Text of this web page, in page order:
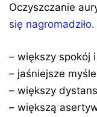
Oczyszczanie
się nagromadziło
– większy spokój
– jaśniejsze
– większy
– większą